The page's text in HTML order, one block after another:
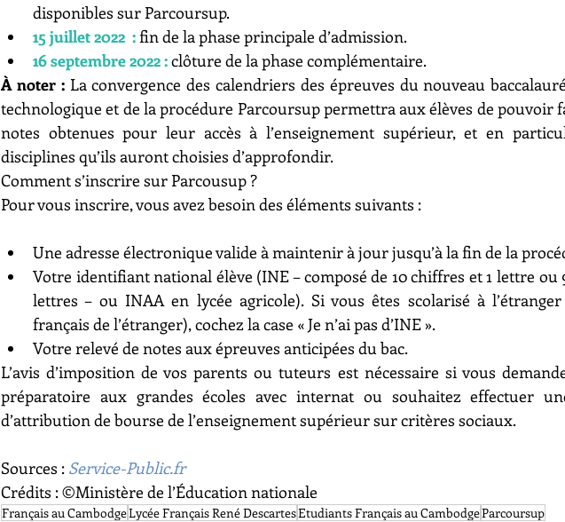
disponibles sur Parcoursup.
15 juillet 2022  : fin de la phase principale d’admission.
16 septembre 2022 : clôture de la phase complémentaire.
À noter : La convergence des calendriers des épreuves du nouveau
technologique et de la procédure Parcoursup permettra aux élèves de pouvoir
notes obtenues pour leur accès à l’enseignement supérieur, et en
disciplines qu’ils auront choisies d’approfondir.
Comment s’inscrire sur Parcousup ?
Pour vous inscrire, vous avez besoin des éléments suivants :
Une adresse électronique valide à maintenir à jour jusqu’à la fin de la
Votre identifiant national élève (INE – composé de 10 chiffres et 1 lettre ou
lettres – ou INAA en lycée agricole). Si vous êtes scolarisé à
français de l’étranger), cochez la case « Je n’ai pas d’INE ».
Votre relevé de notes aux épreuves anticipées du bac.
L’avis d’imposition de vos parents ou tuteurs est nécessaire si vous
préparatoire aux grandes écoles avec internat ou souhaitez effectuer
d’attribution de bourse de l’enseignement supérieur sur critères sociaux.
Sources : Service-Public.fr
Crédits : ©Ministère de l’Éducation nationale
Français au CambodgeLycée Français René DescartesEtudiants Français au CambodgeParcoursup